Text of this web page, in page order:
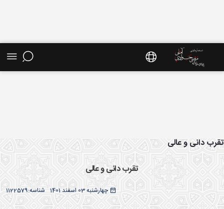
موضوعی - سایت استاد مرتضی جوادی آملی
دانی و عالی
تقرب دانی و عالی
چهارشنبه 03 اسفند 1401 1122579شناسه: